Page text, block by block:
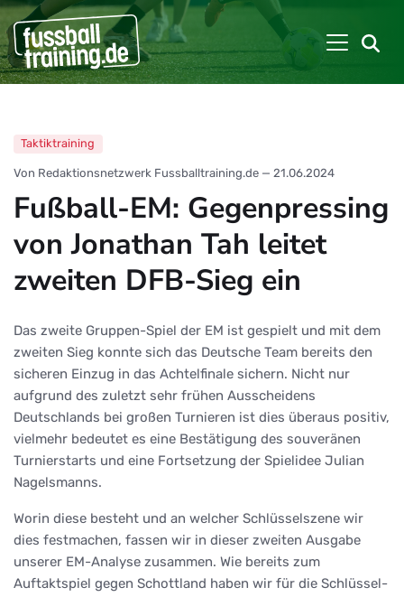
Taktiktraining
Von Redaktionsnetzwerk Fussballtraining.de — 21.06.2024
Fußball-EM: Gegenpressing
von Jonathan Tah leitet
zweiten DFB-Sieg ein
Das zweite Gruppen-Spiel der EM ist gespielt und mit dem
zweiten Sieg konnte sich das Deutsche Team bereits den
sicheren Einzug in das Achtelfinale sichern. Nicht nur
aufgrund des zuletzt sehr frühen Ausscheidens
Deutschlands bei großen Turnieren ist dies überaus positiv,
vielmehr bedeutet es eine Bestätigung des souveränen
Turnierstarts und eine Fortsetzung der Spielidee Julian
Nagelsmanns.
Worin diese besteht und an welcher Schlüsselszene wir
dies festmachen, fassen wir in dieser zweiten Ausgabe
unserer EM-Analyse zusammen. Wie bereits zum
Auftaktspiel gegen Schottland haben wir für die Schlüssel-